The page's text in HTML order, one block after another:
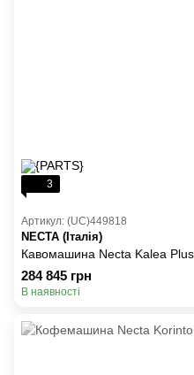
3
Артикул: (UC)449818
NECTA (Італія)
Кавомашина Necta Kalea Plus
284 845 грн
В наявності